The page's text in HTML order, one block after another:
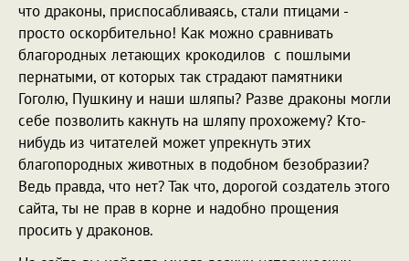
что драконы, приспосабливаясь, стали птицами -
просто оскорбительно! Как можно сравнивать
благородных летающих крокодилов с пошлыми
пернатыми, от которых так страдают памятники
Гоголю, Пушкину и наши шляпы? Разве драконы могли
себе позволить какнуть на шляпу прохожему? Кто-
нибудь из читателей может упрекнуть этих
благопородных животных в подобном безобразии?
Ведь правда, что нет? Так что, дорогой создатель этого
сайта, ты не прав в корне и надобно прощения
просить у драконов.